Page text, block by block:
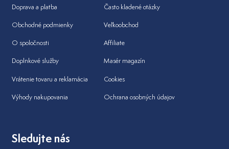
Doprava a platba
Obchodné podmienky
O spoločnosti
Doplnkové služby
Vrátenie tovaru a reklamácia
Výhody nakupovania
Často kladené otázky
Veľkoobchod
Affiliate
Masér magazín
Cookies
Ochrana osobných údajov
Sledujte nás